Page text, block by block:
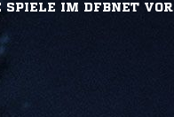
SPIELE IM DFBNET VOR